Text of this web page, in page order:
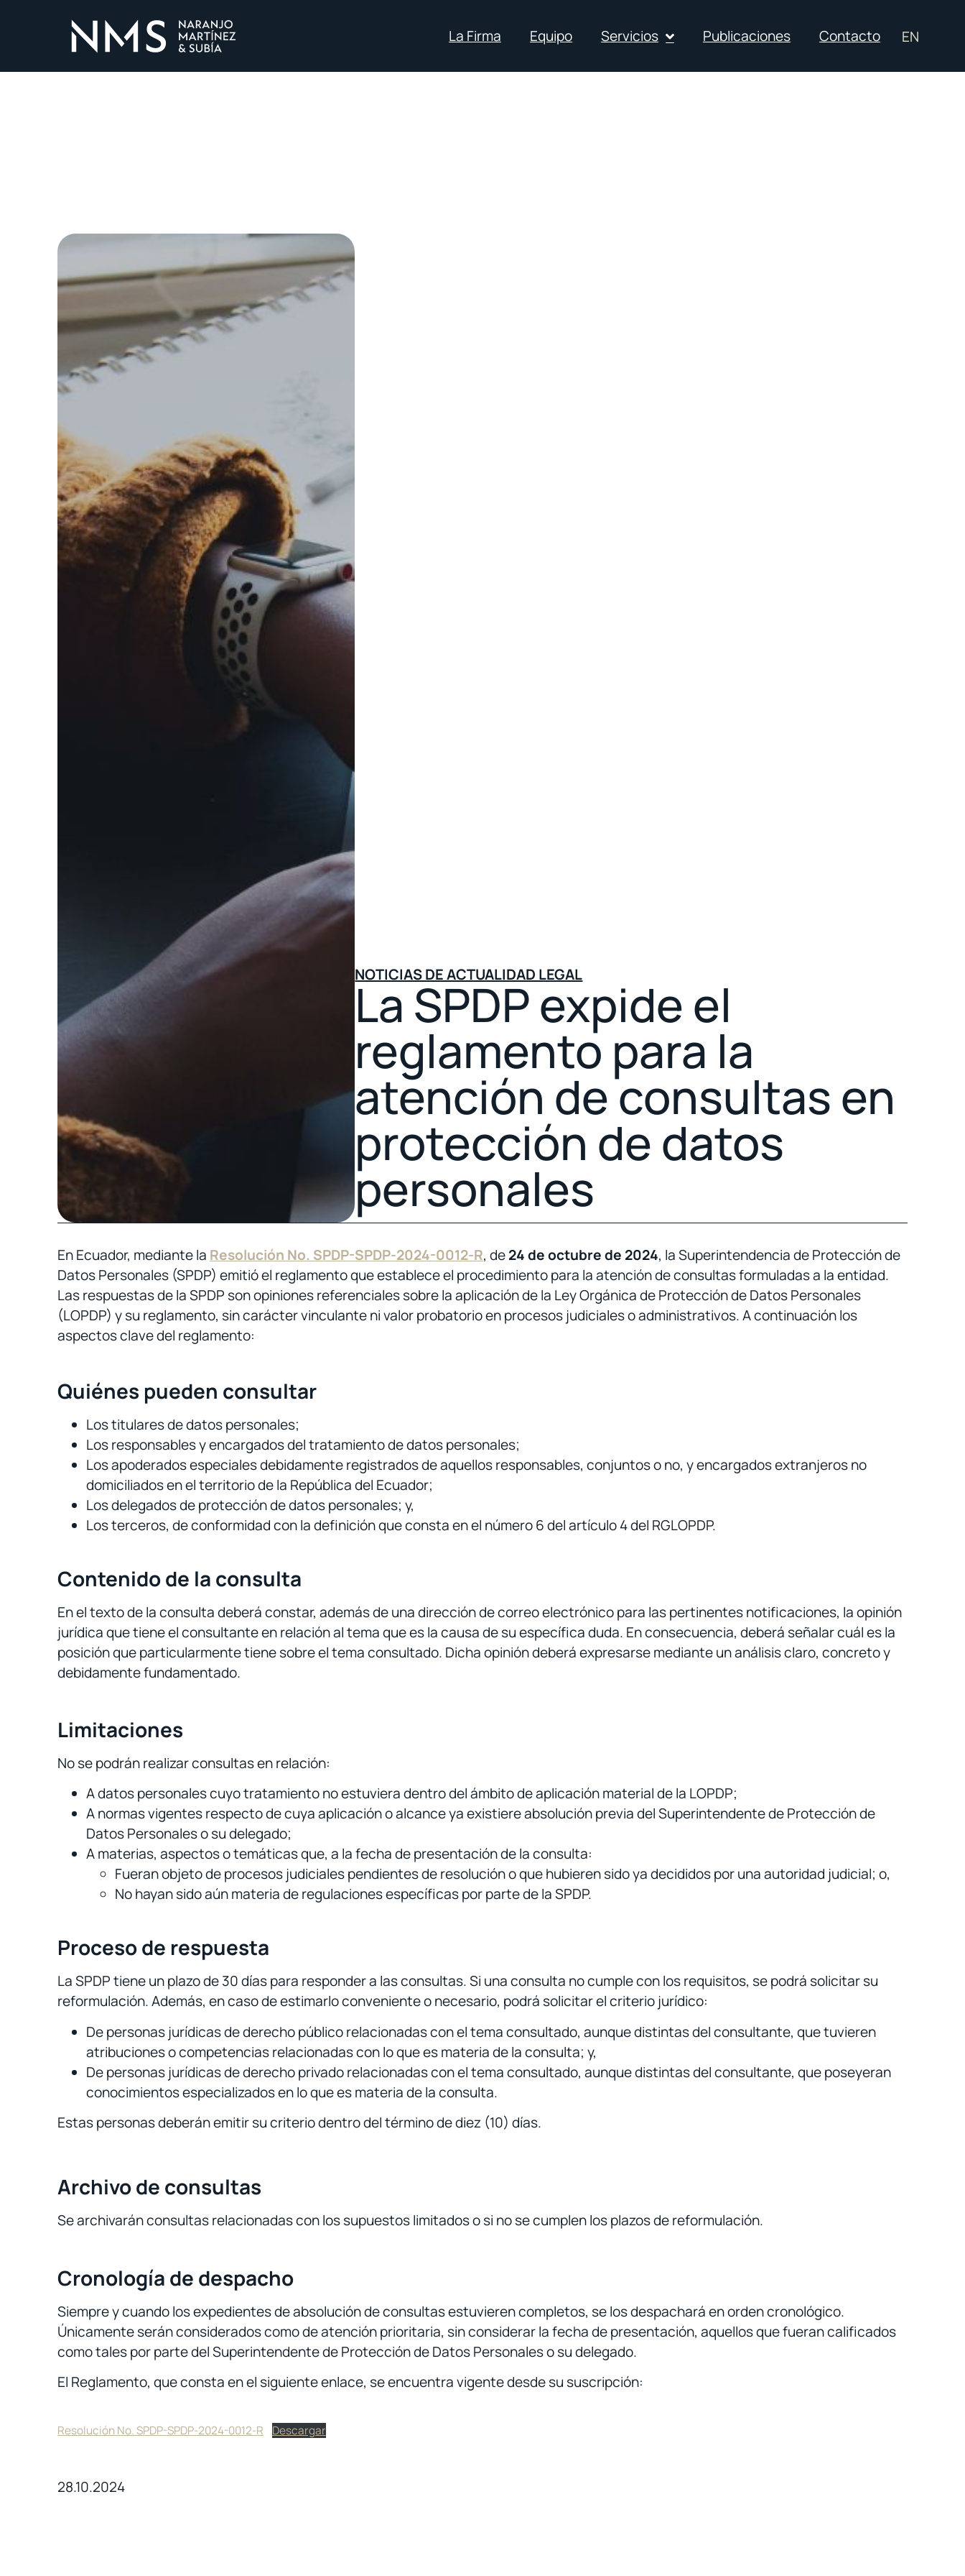
La Firma Equipo Servicios Publicaciones Contacto EN
NOTICIAS DE ACTUALIDAD LEGAL
La SPDP expide el
reglamento para la
atención de consultas en
protección de datos
personales
En Ecuador, mediante la Resolución No. SPDP-SPDP-2024-0012-R, de24 de octubre de 2024, la Superintendencia de Protección de
Datos Personales (SPDP) emitió el reglamento que establece el procedimiento para la atención de consultas formuladas a la entidad.
Las respuestas de la SPDP son opiniones referenciales sobre la aplicación de la Ley Orgánica de Protección de Datos Personales
(LOPDP) y su reglamento, sin carácter vinculante ni valor probatorio en procesos judiciales o administrativos. A continuación los
aspectos clave del reglamento:
Quiénes pueden consultar
Los titulares de datos personales;
Los responsables y encargados del tratamiento de datos personales;
Los apoderados especiales debidamente registrados de aquellos responsables, conjuntos o no, y encargados extranjeros no
domiciliados en el territorio de la República del Ecuador;
Los delegados de protección de datos personales; y,
Los terceros, de conformidad con la definición que consta en el número 6 del artículo 4 del RGLOPDP.
Contenido de la consulta
En el texto de la consulta deberá constar, además de una dirección de correo electrónico para las pertinentes notificaciones, la opinión
jurídica que tiene el consultante en relación al tema que es la causa de su específica duda. En consecuencia, deberá señalar cuál es la
posición que particularmente tiene sobre el tema consultado. Dicha opinión deberá expresarse mediante un análisis claro, concreto y
debidamente fundamentado.
Limitaciones
No se podrán realizar consultas en relación:
A datos personales cuyo tratamiento no estuviera dentro del ámbito de aplicación material de la LOPDP;
A normas vigentes respecto de cuya aplicación o alcance ya existiere absolución previa del Superintendente de Protección de
Datos Personales o su delegado;
A materias, aspectos o temáticas que, a la fecha de presentación de la consulta:
Fueran objeto de procesos judiciales pendientes de resolución o que hubieren sido ya decididos por una autoridad judicial; o,
No hayan sido aún materia de regulaciones específicas por parte de la SPDP.
Proceso de respuesta
La SPDP tiene un plazo de 30 días para responder a las consultas. Si una consulta no cumple con los requisitos, se podrá solicitar su
reformulación. Además, en caso de estimarlo conveniente o necesario, podrá solicitar el criterio jurídico:
De personas jurídicas de derecho público relacionadas con el tema consultado, aunque distintas del consultante, que tuvieren
atribuciones o competencias relacionadas con lo que es materia de la consulta; y,
De personas jurídicas de derecho privado relacionadas con el tema consultado, aunque distintas del consultante, que poseyeran
conocimientos especializados en lo que es materia de la consulta.
Estas personas deberán emitir su criterio dentro del término de diez (10) días.
Archivo de consultas
Se archivarán consultas relacionadas con los supuestos limitados o si no se cumplen los plazos de reformulación.
Cronología de despacho
Siempre y cuando los expedientes de absolución de consultas estuvieren completos, se los despachará en orden cronológico.
Únicamente serán considerados como de atención prioritaria, sin considerar la fecha de presentación, aquellos que fueran calificados
como tales por parte del Superintendente de Protección de Datos Personales o su delegado.
El Reglamento, que consta en el siguiente enlace, se encuentra vigente desde su suscripción:
Resolución No. SPDP-SPDP-2024-0012-R Descargar
28.10.2024